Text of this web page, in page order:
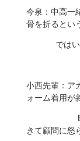
今泉：中高一
骨を折るとい
ではいい
小西先輩：ア
ォーム着用が
時アガシ
きて顧問に怒